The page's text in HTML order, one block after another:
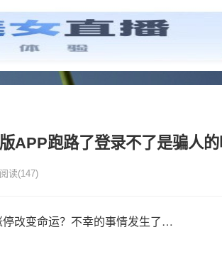
APP跑路了登录不了是骗人的
阅读(147)